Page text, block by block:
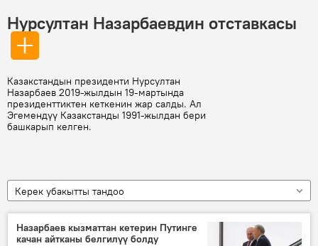
Нурсултан Назарбаевдин отставкасы
Казакстандын президенти Нурсултан
Назарбаев 2019-жылдын 19-мартында
президенттиктен кеткенин жар салды. Ал
Эгемендүү Казакстанды 1991-жылдан бери
башкарып келген.
Керек убакытты тандоо
Назарбаев кызматтан кетерин Путинге
качан айтканы белгилүү болду